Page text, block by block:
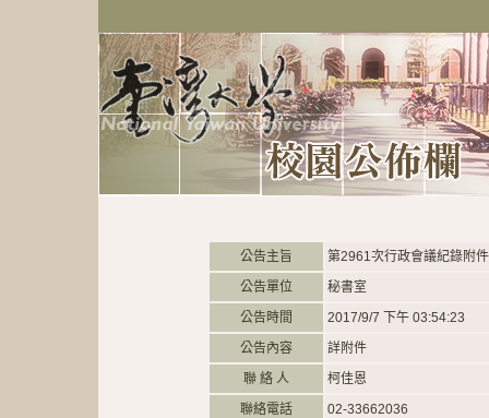
公告主旨
第2961次行政會議紀錄附件
公告單位
秘書室
公告時間
2017/9/7 下午 03:54:23
公告內容
詳附件
聯 絡 人
柯佳恩
聯絡電話
02-33662036